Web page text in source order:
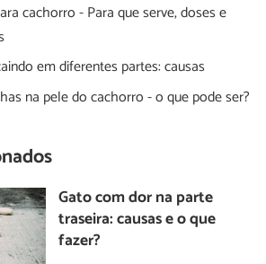
cachorro - Para que serve, doses e
em diferentes partes: causas
na pele do cachorro - o que pode ser?
Gato com dor na parte
traseira: causas e o que
fazer?